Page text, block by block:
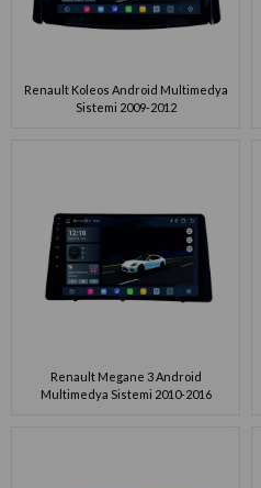
Renault Koleos Android Multimedya
Sistemi 2009-2012
Renault Megane 3 Android
Multimedya Sistemi 2010-2016